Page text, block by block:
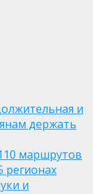
и
держать
маршрутов
регионах
и